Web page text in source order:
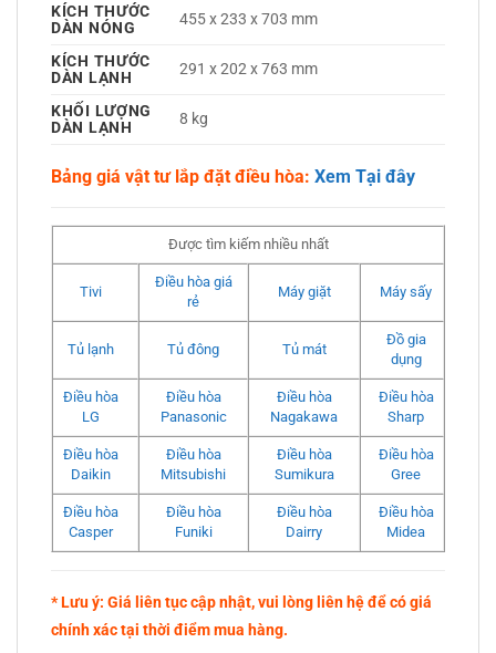
KÍCH THƯỚC
DÀN NÓNG
455 x 233 x 703 mm
KÍCH THƯỚC
DÀN LẠNH
291 x 202 x 763 mm
KHỐI LƯỢNG
DÀN LẠNH
8 kg
Bảng giá vật tư lắp đặt điều hòa: Xem Tại đây
Được tìm kiếm nhiều nhất
Tivi
Điều hòa giá
rẻ
Máy giặt Máy sấy
Tủ lạnh Tủ đông Tủ mát
Đồ gia
dụng
Điều hòa
LG
Điều hòa
Panasonic
Điều hòa
Nagakawa
Điều hòa
Sharp
Điều hòa
Daikin
Điều hòa
Mitsubishi
Điều hòa
Sumikura
Điều hòa
Gree
Điều hòa
Casper
Điều hòa
Funiki
Điều hòa
Dairry
Điều hòa
Midea
* Lưu ý: Giá liên tục cập nhật, vui lòng liên hệ để có giá
chính xác tại thời điểm mua hàng.